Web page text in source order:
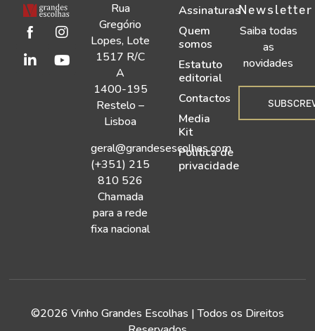
Rua
Gregório
Lopes, Lote
1517 R/C
A
1400-195
Restelo –
Lisboa
geral@grandesescolhas.com
(+351) 215
810 526
Chamada
para a rede
fixa nacional
Assinaturas
Quem
somos
Estatuto
editorial
Contactos
Media
Kit
Política de
privacidade
Newsletter
Saiba todas
as
novidades
©2026 Vinho Grandes Escolhas | Todos os Direitos